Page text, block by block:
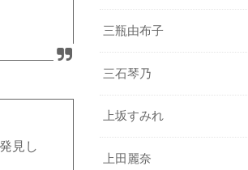
見し
三瓶由布子
三石琴乃
上坂すみれ
上田麗奈